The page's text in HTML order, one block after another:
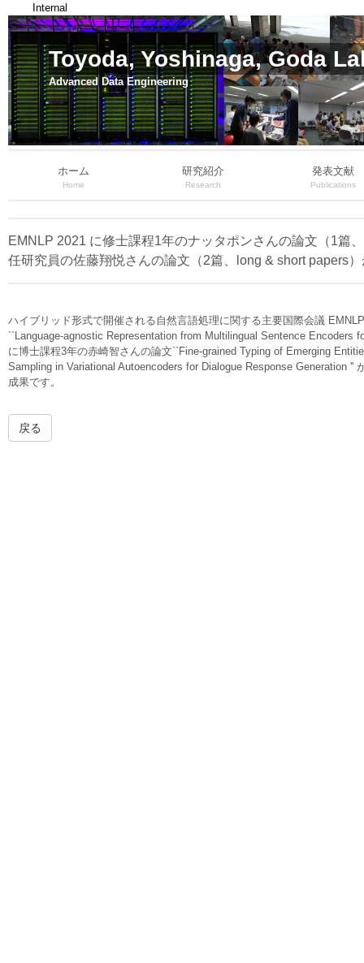
Internal
Toyoda, Yoshinaga, Goda
Advanced Data Engineering
ホーム
Home
研究紹介
Research
発表文献
Publications
EMNLP 2021 に修士課程1年のナッタポンさんの論文（1篇
任研究員の佐藤翔悦さんの論文（2篇、long & short papers
ハイブリッド形式で開催される自然言語処理に関する主要国際会議
``Language-agnostic Representation from Multilingual Sentence
に博士課程3年の赤崎智さんの論文``Fine-grained Typing of Emerging
Sampling in Variational Autoencoders for Dialogue Response Generation
成果です。
戻る